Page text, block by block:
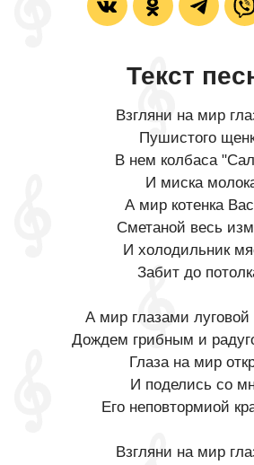
Текст
Взгляни на мир
Пушистого
В нем колбаса
И миска
А мир котенка
Сметаной весь
И холодильник
Забит до
А мир глазами
Дождем грибным и
Глаза на мир
И поделись со
Его неповтормиой
Взгляни на мир